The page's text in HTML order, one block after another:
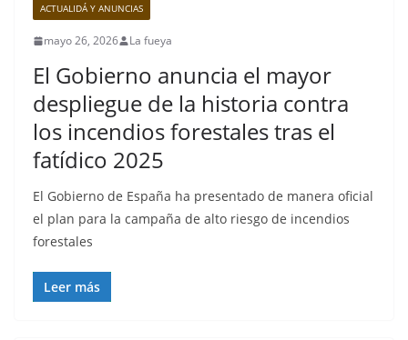
ACTUALIDÁ Y ANUNCIAS
mayo 26, 2026 La fueya
El Gobierno anuncia el mayor
despliegue de la historia contra
los incendios forestales tras el
fatídico 2025
El Gobierno de España ha presentado de manera oficial
el plan para la campaña de alto riesgo de incendios
forestales
Leer más